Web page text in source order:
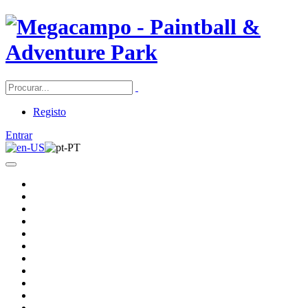
Registo
Entrar